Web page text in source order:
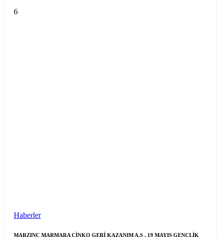
6
Haberler
MARZINC MARMARA ÇİNKO GERİ KAZANIM A.Ş , 19 MAYIS GENÇLİK